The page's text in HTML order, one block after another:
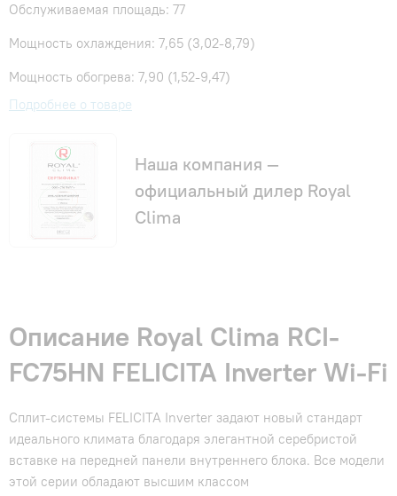
Обслуживаемая площадь: 77
Мощность охлаждения: 7,65 (3,02-8,79)
Мощность обогрева: 7,90 (1,52-9,47)
Подробнее о товаре
Наша компания —
официальный дилер Royal
Clima
Описание Royal Clima RCI-
FC75HN FELICITA Inverter Wi-Fi
Сплит-системы FELICITA Inverter задают новый стандарт
идеального климата благодаря элегантной серебристой
вставке на передней панели внутреннего блока. Все модели
этой серии обладают высшим классом